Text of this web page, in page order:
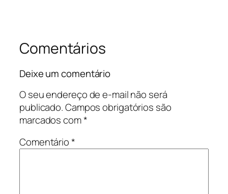
Comentários
Deixe um comentário
O seu endereço de e-mail não será
publicado.Campos obrigatórios são
marcados com*
Comentário*